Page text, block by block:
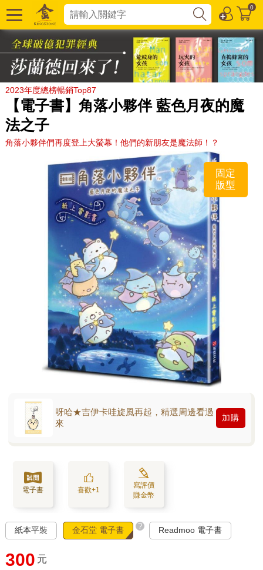
0
2023年度總榜暢銷Top87
【電子書】角落小夥伴 藍色月夜的魔
法之子
角落小夥伴們再度登上大螢幕！他們的新朋友是魔法師！？
固定
版型
呀哈★吉伊卡哇旋風再起，精選周邊看過
來
加購
電子書 喜歡+1
寫評價
賺金幣
紙本平裝 金石堂 電子書 ? Readmoo 電子書
300 元